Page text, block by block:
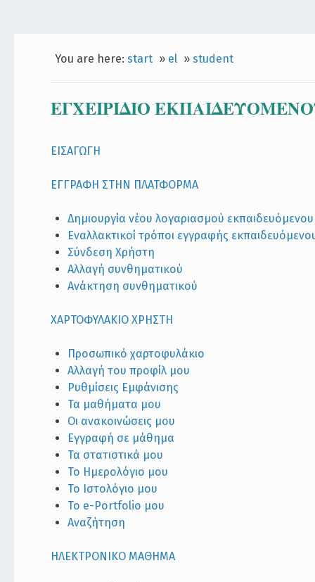
You are here: start » el » student
ΕΓΧΕΙΡIΔΙΟ
ΕΙΣΑΓΩΓΗ
ΕΓΓΡΑΦΗ ΣΤΗΝ ΠΛΑΤΦΟΡΜΑ
Δημιουργία νέου λογαριασμού εκπαιδευόμενου
Εναλλακτικοί τρόποι εγγραφής
Σύνδεση Χρήστη
Αλλαγή συνθηματικού
Ανάκτηση συνθηματικού
ΧΑΡΤΟΦΥΛΑΚΙΟ ΧΡΗΣΤΗ
Προσωπικό χαρτοφυλάκιο
Αλλαγή του προφίλ μου
Ρυθμίσεις Εμφάνισης
Τα μαθήματα μου
Οι ανακοινώσεις μου
Εγγραφή σε μάθημα
Τα στατιστικά μου
Το Ημερολόγιο μου
Το Ιστολόγιο μου
Το e-Portfolio μου
Αναζήτηση
ΗΛΕΚΤΡΟΝΙΚΟ ΜΑΘΗΜΑ